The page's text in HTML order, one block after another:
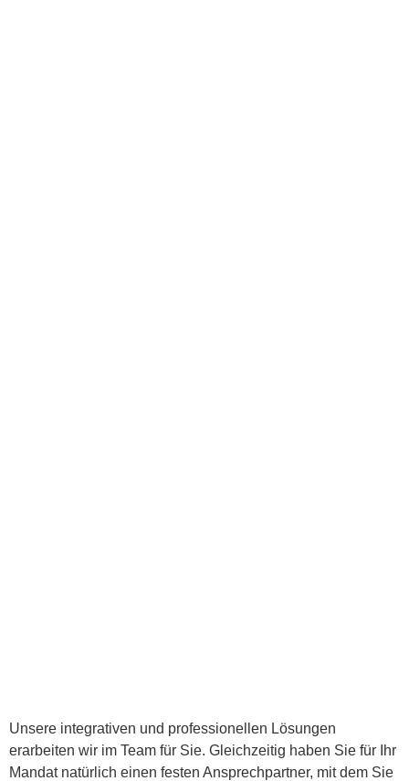
Unsere integrativen und professionellen Lösungen
erarbeiten wir im Team für Sie. Gleichzeitig haben Sie für Ihr
Mandat natürlich einen festen Ansprechpartner, mit dem Sie